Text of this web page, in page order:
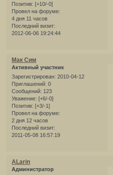
Позитив: [+10/-0]
Провел на форуме:
4 дня 11 часов
Последний визит:
2012-06-06 19:24:44
Мак Сим
Активный участник
Зарегистрирован: 2010-04-12
Приглашений: 0
Сообщений: 123
Уважение: [+6/-0]
Позитив: [+3/-1]
Провел на форуме:
2 дня 12 часов
Последний визит:
2011-05-08 16:57:19
ALarin
Администратор